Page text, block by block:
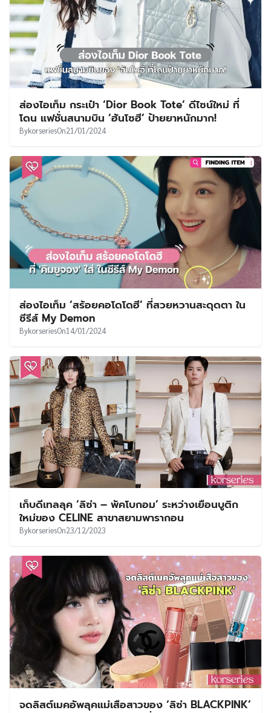
ส่องไอเท็ม กระเป๋า ‘Dior Book Tote’ ดีไซน์ใหม่ ที่
โดน แฟชั่นสนามบิน ‘ฮันโซฮี’ ป้ายยาหนักมาก!
BykorseriesOn21/01/2024
ส่องไอเท็ม ‘สร้อยคอโดโดฮี’ ที่สวยหวานสะดุดตา ใน
ซีรีส์ My Demon
BykorseriesOn14/01/2024
เก็บดีเทลลุค ‘ลิซ่า – พัคโบกอม’ ระหว่างเยือนบูติก
ใหม่ของ CELINE สาขาสยามพารากอน
BykorseriesOn23/12/2023
จดลิสต์เมคอัพลุคแม่เสือสาวของ ‘ลิซ่า BLACKPINK’